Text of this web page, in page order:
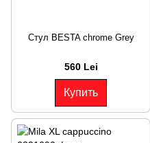
Стул BESTA chrome Grey
560 Lei
Купить